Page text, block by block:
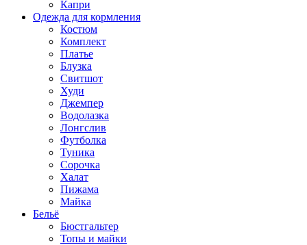
Капри
Одежда для кормления
Костюм
Комплект
Платье
Блузка
Свитшот
Худи
Джемпер
Водолазка
Лонгслив
Футболка
Туника
Сорочка
Халат
Пижама
Майка
Бельё
Бюстгальтер
Топы и майки